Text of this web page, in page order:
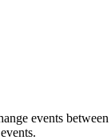
events